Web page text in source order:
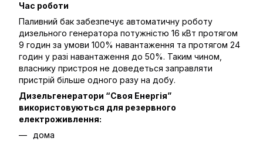
Час роботи
Паливний бак забезпечує автоматичну роботу
дизельного генератора потужністю 16 кВт протягом
9 годин за умови 100% навантаження та протягом 24
годин у разі навантаження до 50%. Таким чином,
власнику пристроя не доведеться заправляти
пристрій більше одного разу на добу.
Дизельгенератори “Своя Енергія”
використовуються для резервного
електроживлення:
дома